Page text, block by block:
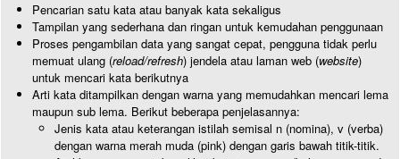
Pencarian satu kata atau banyak kata sekaligus
Tampilan yang sederhana dan ringan untuk kemudahan penggunaan
Proses pengambilan data yang sangat cepat, pengguna tidak perlu
memuat ulang (reload/refresh) jendela atau laman web (website)
untuk mencari kata berikutnya
Arti kata ditampilkan dengan warna yang memudahkan mencari lema
maupun sub lema. Berikut beberapa penjelasannya:
Jenis kata atau keterangan istilah semisal n (nomina), v (verba)
dengan warna merah muda (pink) dengan garis bawah titik-titik.